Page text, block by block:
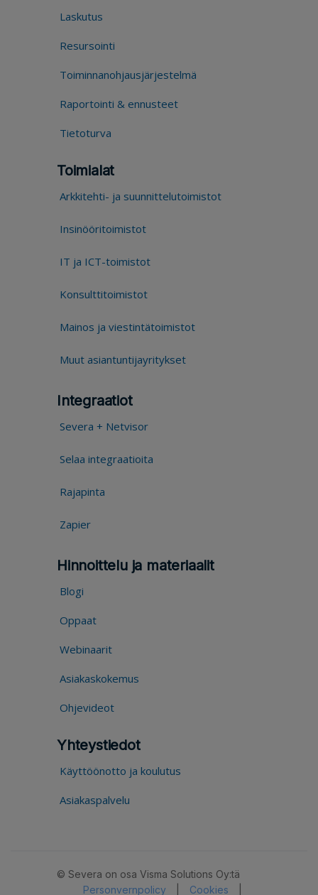
Laskutus
Resursointi
Toiminnanohjausjärjestelmä
Raportointi & ennusteet
Tietoturva
Toimialat
Arkkitehti- ja suunnittelutoimistot
Insinööritoimistot
IT ja ICT-toimistot
Konsulttitoimistot
Mainos ja viestintätoimistot
Muut asiantuntijayritykset
Integraatiot
Severa + Netvisor
Selaa integraatioita
Rajapinta
Zapier
Hinnoittelu ja materiaalit
Blogi
Oppaat
Webinaarit
Asiakaskokemus
Ohjevideot
Yhteystiedot
Käyttöönotto ja koulutus
Asiakaspalvelu
© Severa on osa Visma Solutions Oy:tä
Personvernpolicy
Cookies